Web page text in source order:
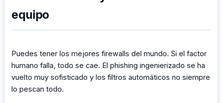
equipo
Puedes tener los mejores firewalls del mundo. Si el factor
humano falla, todo se cae. El phishing ingenierizado se ha
vuelto muy sofisticado y los filtros automáticos no siempre
lo pescan todo.